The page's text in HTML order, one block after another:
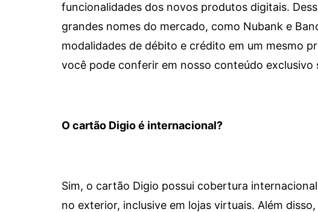
funcionalidades dos novos produtos digitais.
grandes nomes do mercado, como Nubank e
modalidades de débito e crédito em um mesmo
você pode conferir em nosso conteúdo exclusivo
O cartão Digio é internacional?
Sim, o cartão Digio possui cobertura
no exterior, inclusive em lojas virtuais. Além